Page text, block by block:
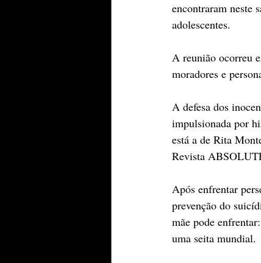
encontraram neste
adolescentes.
A reunião ocorreu
moradores e
A defesa dos
impulsionada por
está a de Rita
Revista
Após enfrentar
prevenção do
mãe pode
uma seita mundial.